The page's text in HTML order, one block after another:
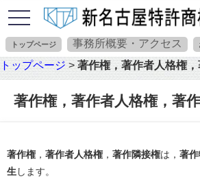
toggle
トップページ 事務所概要・アクセス
トップページ > 著作権，著作者人格権
著作権，著作者人格権，著
著作権 ， 著作者人格権 ， 著作隣接権は， 著
生 します。